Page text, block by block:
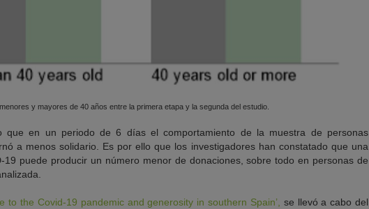
y mayores de 40 años entre la primera etapa y la segunda del estudio.
que en un periodo de 6 días el comportamiento de la muestra de personas
a menos solidario. Es por ello que los investigadores han constatado que una
19 puede producir un número menor de donaciones, sobre todo en personas de
to the Covid-19 pandemic and generosity in southern Spain’, se llevó a cabo del